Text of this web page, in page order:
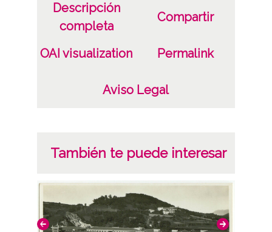
3 Fotografía(s) (Procedimiento
fotomecaníco, colotipo, monocromo.)
Licencia de las imágenes
Descripción
completa
Compartir
OAI visualization Permalink
Aviso Legal
También te puede interesar